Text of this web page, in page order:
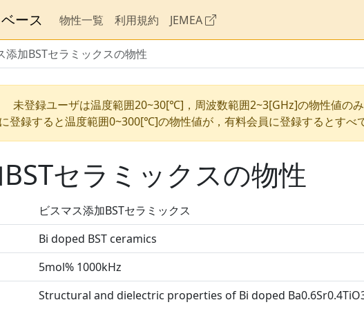
ース 物性一覧 利用規約 JEMEA
添加BSTセラミックスの物性
未登録ユーザは温度範囲20~30[℃]，周波数範囲2~3[GHz]の物性値の
登録すると温度範囲0~300[℃]の物性値が，有料会員に登録するとすべ
セラミックスの物性
ビスマス添加BSTセラミックス
Bi doped BST ceramics
5mol% 1000kHz
Structural and dielectric properties of Bi doped